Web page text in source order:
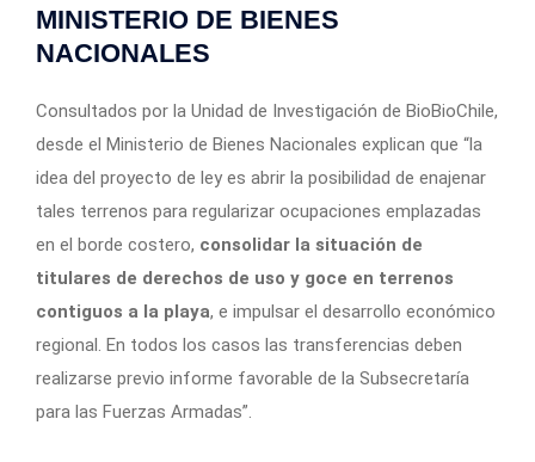
MINISTERIO DE BIENES
NACIONALES
Consultados por la Unidad de Investigación de BioBioChile,
desde el Ministerio de Bienes Nacionales explican que “la
idea del proyecto de ley es abrir la posibilidad de enajenar
tales terrenos para regularizar ocupaciones emplazadas
en el borde costero, consolidar la situación de
titulares de derechos de uso y goce en terrenos
contiguos a la playa, e impulsar el desarrollo económico
regional. En todos los casos las transferencias deben
realizarse previo informe favorable de la Subsecretaría
para las Fuerzas Armadas”.